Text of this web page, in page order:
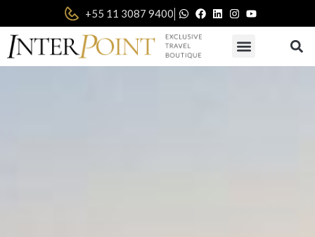
+55 11 3087 9400|